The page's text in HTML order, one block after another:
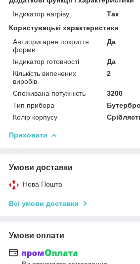
Індикатор нагріву
Так
Користувацькі характеристики
Антипригарне покриття
форми
Да
Індикатор готовності
Да
Кількість випечених
виробів
2
Споживана потужність
3200
Тип прибора
Колір корпусу
Приховати
Умови доставки
Нова Пошта
Всі умови доставки
Умови оплати